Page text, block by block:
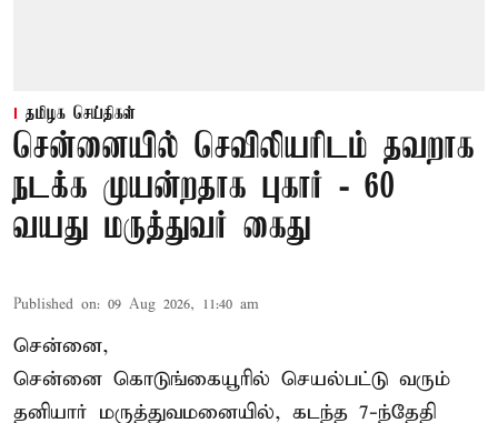
தமிழக செய்திகள்
சென்னையில் செவிலியரிடம் தவறாக
நடக்க முயன்றதாக புகார் - 60
வயது மருத்துவர் கைது
Published on: 09 Aug 2026, 11:40 am
சென்னை,
சென்னை கொடுங்கையூரில் செயல்பட்டு வரும்
தனியார் மருத்துவமனையில், கடந்த 7-ந்தேதி